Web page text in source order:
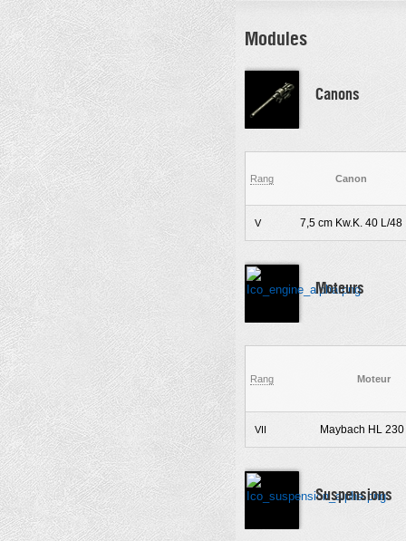
Modules
Canons
Rang Canon
V 7,5 cm Kw.K. 40 L/48
Moteurs
Rang Moteur
VII Maybach HL
Suspensions